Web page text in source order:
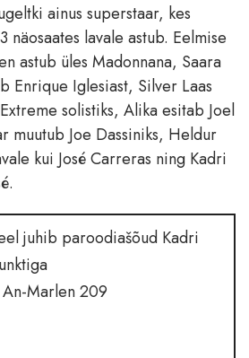
ainus superstaar, kes
näosaates lavale astub. Eelmise
astub üles Madonnana, Saara
Enrique Iglesiast, Silver Laas
solistiks, Alika esitab Joel
muutub Joe Dassiniks, Heldur
kui José Carreras ning Kadri
juhib paroodiašõud Kadri
Marlen 209